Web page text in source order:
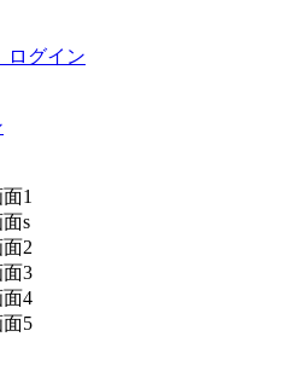
ログイン